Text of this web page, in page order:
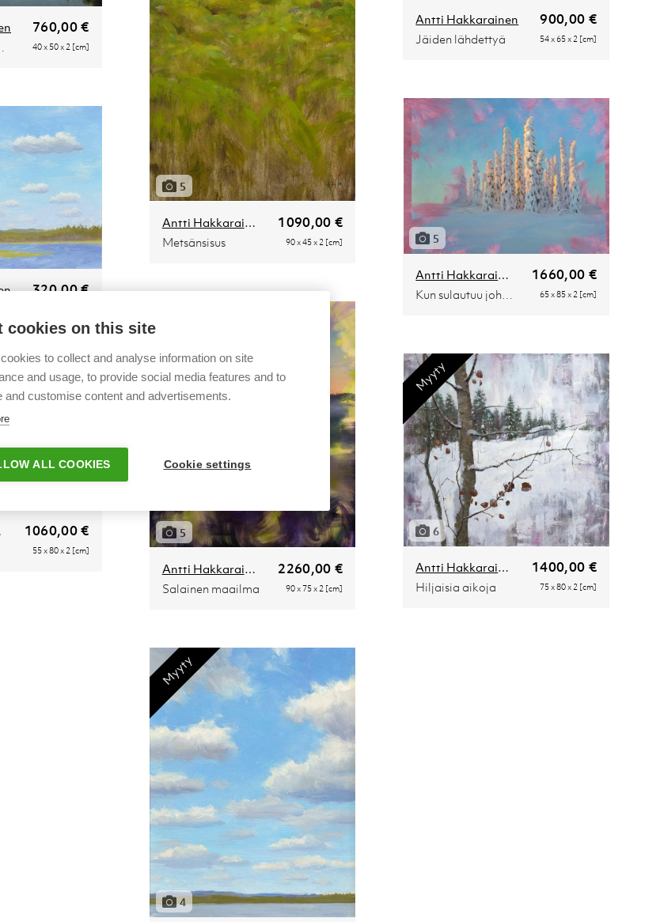
760,00 €
40 x 50 x 2 [cm]
320,00 €
1060,00 €
55 x 80 x 2 [cm]
5
Antti Hakkarainen 1090,00 €
Metsänsisus 90 x 45 x 2 [cm]
5
Antti Hakkarainen 2260,00 €
Salainen maailma 90 x 75 x 2 [cm]
Myyty
4
Antti Hakkarainen 900,00 €
Jäiden lähdettyä 54 x 65 x 2 [cm]
5
Antti Hakkarainen 1660,00 €
Kun sulautuu johonkin suurempaan 65 x 85 x 2 [cm]
Myyty
6
Antti Hakkarainen 1400,00 €
Hiljaisia aikoja 75 x 80 x 2 [cm]
cookies on this site
to collect and analyse information on site
and usage, to provide social media features and to
and customise content and advertisements.
ALL COOKIES Cookie settings